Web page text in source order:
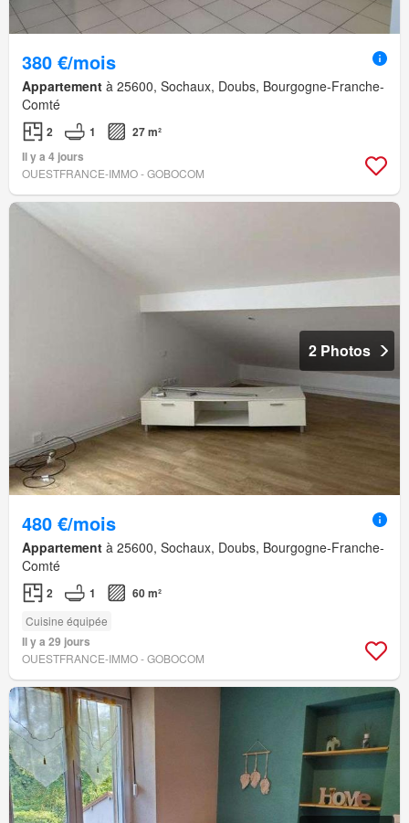
380 €/mois
Appartement à 25600, Sochaux, Doubs, Bourgogne-Franche-
Comté
2 1
27 m²
Il y a 4 jours
OUESTFRANCE-IMMO - GOBOCOM
2 Photos
480 €/mois
Appartement à 25600, Sochaux, Doubs, Bourgogne-Franche-
Comté
2 1 60 m²
Cuisine équipée
Il y a 29 jours
OUESTFRANCE-IMMO - GOBOCOM